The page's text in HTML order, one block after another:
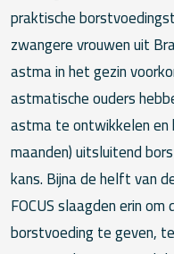
praktische
zwangere vrouwen uit
astma in het gezin
astmatische ouders
astma te ontwikkelen
maanden) uitsluitend
kans. Bijna de helft van
FOCUS slaagden erin
borstvoeding te geven,